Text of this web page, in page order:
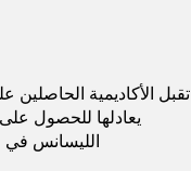
تقبل الأكاديمية الحاصلين
يعادلها للحصول
الليسانس